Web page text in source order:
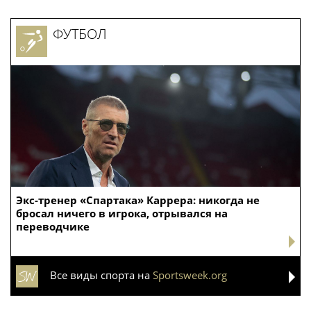
Экс-тренер «Спартака» Каррера: никогда не
бросал ничего в игрока, отрывался на
переводчике
ФУТБОЛ
Все виды спорта на Sportsweek.org